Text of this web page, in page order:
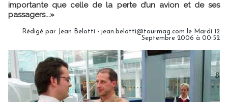
importante que celle de la perte d’un avion et de ses
passagers...»
Rédigé par Jean Belotti - jean.belotti@tourmag.com le Mardi 12
Septembre 2006 à 00:52